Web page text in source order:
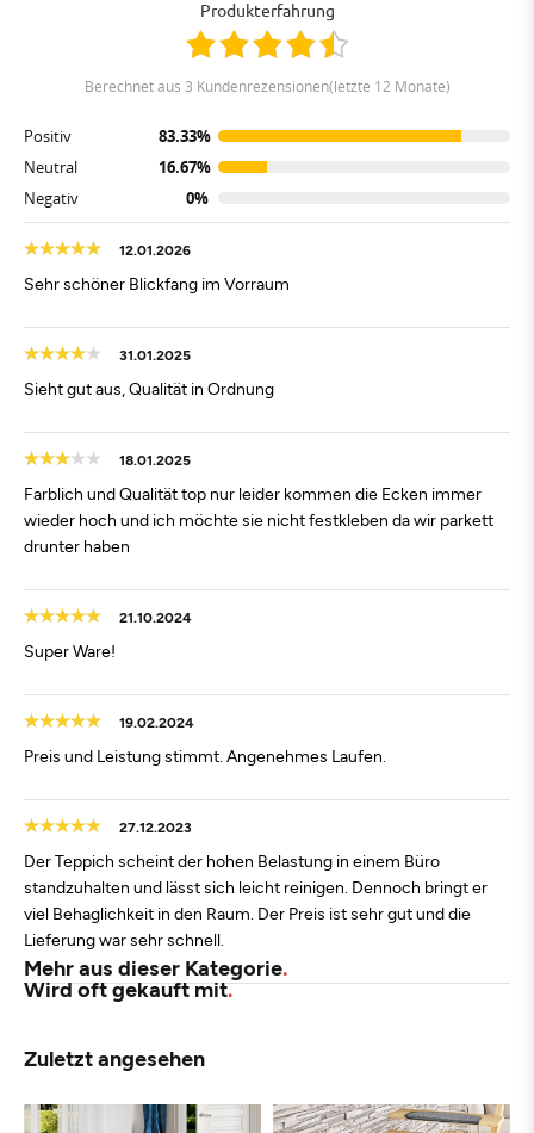
Produkterfahrung
berechnet aus 3 Kundenrezensionen(letzte 12 Monate)
Positiv
83.33%
Neutral
16.67%
Negativ
0%
12.01.2026
Sehr schöner Blickfang im Vorraum
31.01.2025
Sieht gut aus, Qualität in Ordnung
18.01.2025
Farblich und Qualität top nur leider kommen die Ecken immer
wieder hoch und ich möchte sie nicht festkleben da wir parkett
drunter haben
21.10.2024
Super Ware!
19.02.2024
Preis und Leistung stimmt. Angenehmes Laufen.
27.12.2023
Der Teppich scheint der hohen Belastung in einem Büro
standzuhalten und lässt sich leicht reinigen. Dennoch bringt er
viel Behaglichkeit in den Raum. Der Preis ist sehr gut und die
Lieferung war sehr schnell.
Mehr aus dieser Kategorie
Wird oft gekauft mit
Zuletzt angesehen